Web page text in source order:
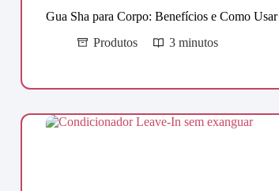
Gua Sha para Corpo: Benefícios e Como Usar
Produtos
3 minutos